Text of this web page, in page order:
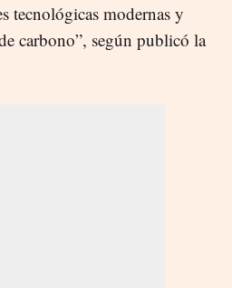
tecnológicas modernas y
carbono”, según publicó la